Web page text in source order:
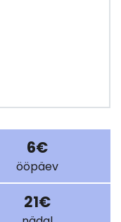
6€
ööpäev
21€